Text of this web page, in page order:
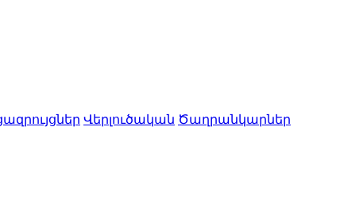
Վերլուծական Ծաղրանկարներ